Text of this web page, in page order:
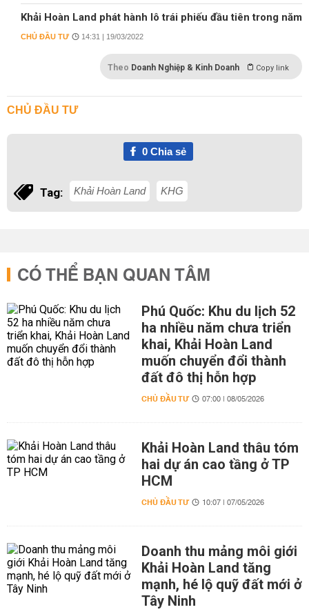
Khải Hoàn Land phát hành lô trái phiếu đầu tiên trong năm
CHỦ ĐẦU TƯ 14:31 | 19/03/2022
Theo Doanh Nghiệp & Kinh Doanh Copy link
CHỦ ĐẦU TƯ
0Chia sẻ
Tag: Khải Hoàn Land KHG
CÓ THỂ BẠN QUAN TÂM
Phú Quốc: Khu du lịch 52
ha nhiều năm chưa triển
khai, Khải Hoàn Land
muốn chuyển đổi thành
đất đô thị hỗn hợp
CHỦ ĐẦU TƯ 07:00 | 08/05/2026
Khải Hoàn Land thâu tóm
hai dự án cao tầng ở TP
HCM
CHỦ ĐẦU TƯ 10:07 | 07/05/2026
Doanh thu mảng môi giới
Khải Hoàn Land tăng
mạnh, hé lộ quỹ đất mới ở
Tây Ninh